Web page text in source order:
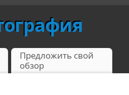
Предложить свой
обзор